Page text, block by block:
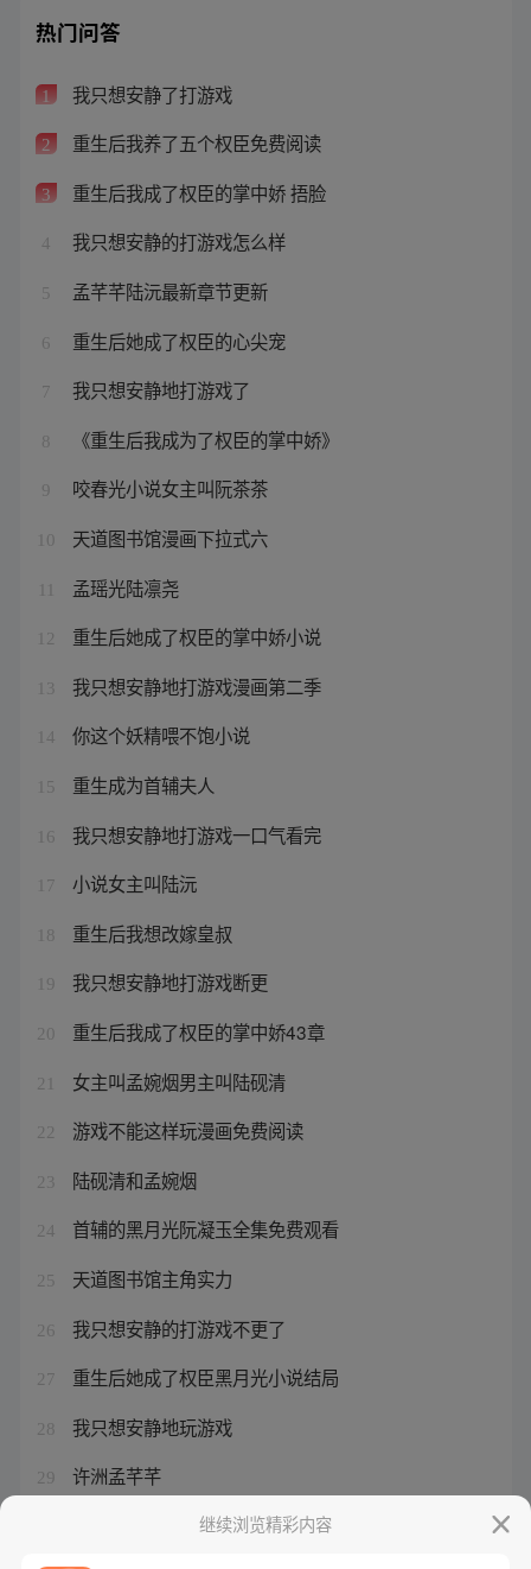
热门问答
1 我只想安静了打游戏
2 重生后我养了五个权臣免费阅读
3 重生后我成了权臣的掌中娇 捂脸
4 我只想安静的打游戏怎么样
5 孟芊芊陆沅最新章节更新
6 重生后她成了权臣的心尖宠
7 我只想安静地打游戏了
8 《重生后我成为了权臣的掌中娇》
9 咬春光小说女主叫阮茶茶
10 天道图书馆漫画下拉式六
孟瑶光陆凛尧
12 重生后她成了权臣的掌中娇小说
13 我只想安静地打游戏漫画第二季
14 你这个妖精喂不饱小说
15 重生成为首辅夫人
16 我只想安静地打游戏一口气看完
17 小说女主叫陆沅
18 重生后我想改嫁皇叔
19 我只想安静地打游戏断更
20 重生后我成了权臣的掌中娇43章
21 女主叫孟婉烟男主叫陆砚清
22 游戏不能这样玩漫画免费阅读
23 陆砚清和孟婉烟
24 首辅的黑月光阮凝玉全集免费观看
25 天道图书馆主角实力
26 我只想安静的打游戏不更了
27 重生后她成了权臣黑月光小说结局
28 我只想安静地玩游戏
29 许洲孟芊芊
她很乖很软(重生)免费阅读
继续浏览精彩内容